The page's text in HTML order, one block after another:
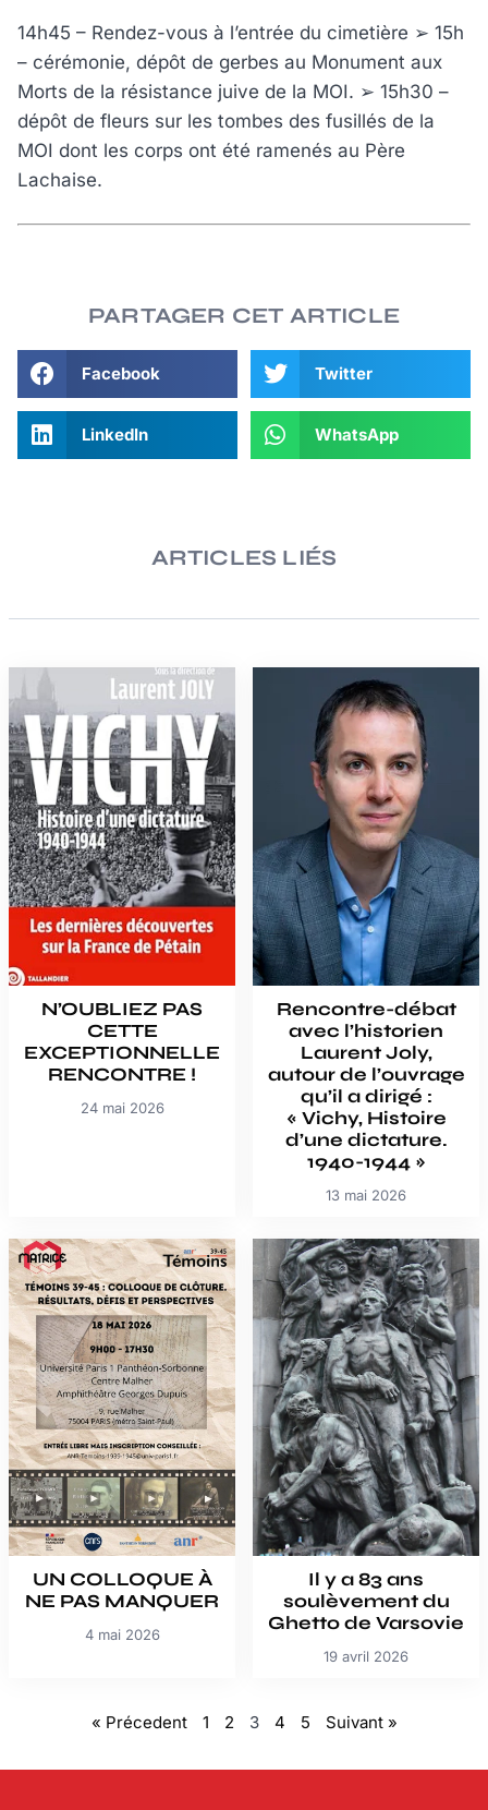
14h45 – Rendez-vous à l’entrée du cimetière ➢ 15h
– cérémonie, dépôt de gerbes au Monument aux
Morts de la résistance juive de la MOI. ➢ 15h30 –
dépôt de fleurs sur les tombes des fusillés de la
MOI dont les corps ont été ramenés au Père
Lachaise.
PARTAGER CET ARTICLE
Facebook Twitter
LinkedIn WhatsApp
ARTICLES LIÉS
N’OUBLIEZ PAS
CETTE
EXCEPTIONNELLE
RENCONTRE !
24 mai 2026
Rencontre-débat
avec l’historien
Laurent Joly,
autour de l’ouvrage
qu’il a dirigé :
« Vichy, Histoire
d’une dictature.
1940-1944 »
13 mai 2026
UN COLLOQUE À
NE PAS MANQUER
4 mai 2026
Il y a 83 ans
soulèvement du
Ghetto de Varsovie
19 avril 2026
« Précedent 1 2 3 4 5 Suivant »